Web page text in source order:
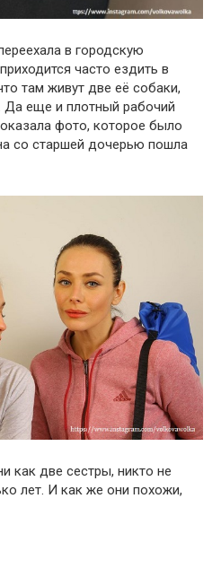
в городскую
часто ездить в
там живут две её собаки,
Да еще и плотный рабочий
фото, которое было
со старшей дочерью пошла
как две сестры, никто не
лет. И как же они похожи,